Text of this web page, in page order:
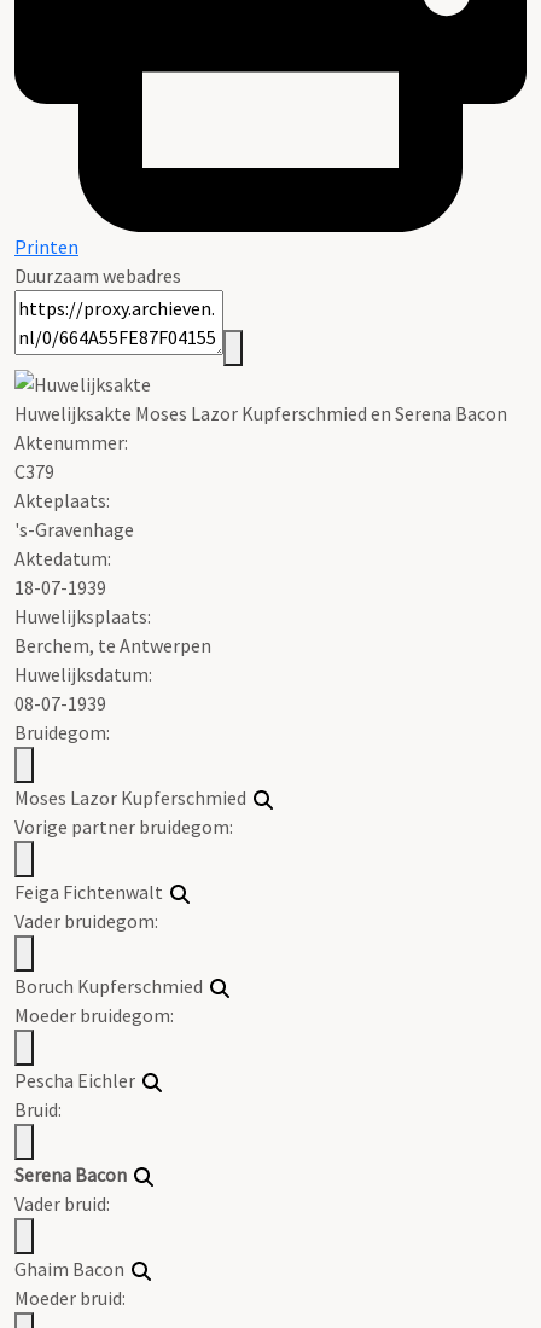
Printen
Duurzaam webadres
Huwelijksakte Moses Lazor Kupferschmied en Serena Bacon
Aktenummer:
C379
Akteplaats:
's-Gravenhage
Aktedatum:
18-07-1939
Huwelijksplaats:
Berchem, te Antwerpen
Huwelijksdatum:
08-07-1939
Bruidegom:
Moses Lazor Kupferschmied
Vorige partner bruidegom:
Feiga Fichtenwalt
Vader bruidegom:
Boruch Kupferschmied
Moeder bruidegom:
Pescha Eichler
Bruid:
Serena Bacon
Vader bruid:
Ghaim Bacon
Moeder bruid: